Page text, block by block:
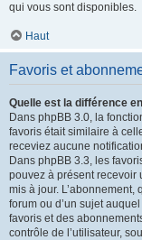
qui vous sont disponibles.
Haut
Favoris et
Quelle est la différence
Dans phpBB 3.0, la
favoris était similaire à
receviez aucune
Dans phpBB 3.3, les
pouvez à présent recevoir
mis à jour. L’abonnement,
forum ou d’un sujet
favoris et des
contrôle de l’utilisateur,